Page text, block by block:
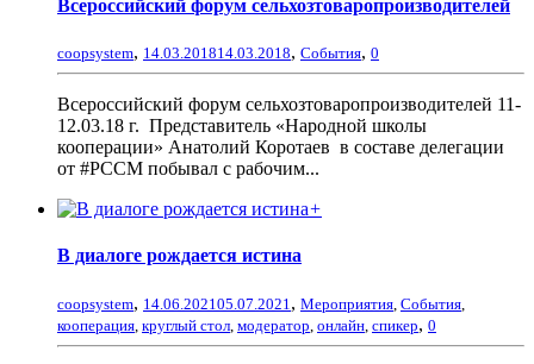
Всероссийский форум сельхозтоваропроизводителей
coopsystem, 14.03.201814.03.2018, События, 0
Всероссийский форум сельхозтоваропроизводителей 11-
12.03.18 г. Представитель «Народной школы
кооперации» Анатолий Коротаев в составе делегации
от #РССМ побывал с рабочим...
+
В диалоге рождается истина
coopsystem, 14.06.2021 05.07.2021 , Мероприятия События
кооперация круглый стол модератор онлайн спикер, 0